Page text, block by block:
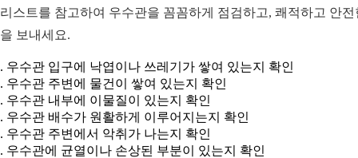
스트를 참고하여 우수관을 꼼꼼하게 점검하고, 쾌적하고 안전
보내세요.
우수관 입구에 낙엽이나 쓰레기가 쌓여 있는지 확인
우수관 주변에 물건이 쌓여 있는지 확인
우수관 내부에 이물질이 있는지 확인
우수관 배수가 원활하게 이루어지는지 확인
우수관 주변에서 악취가 나는지 확인
우수관에 균열이나 손상된 부분이 있는지 확인